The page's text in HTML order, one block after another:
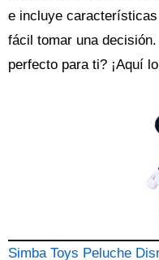
e incluye
fácil tomar una
perfecto para ti? ¡Aquí
Simba Toys Peluche